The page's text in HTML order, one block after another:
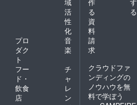
活
性
化
プロ
ダク
ト
音
楽
フー
ド・
飲食
店
チ
ャ
レ
ン
る
る
資
料
請
求
クラウドファ
ンディングの
ノウハウを無
料で学ぼう